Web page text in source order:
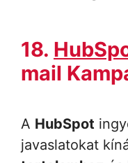
18.
mail
A HubSpot
javaslatokat